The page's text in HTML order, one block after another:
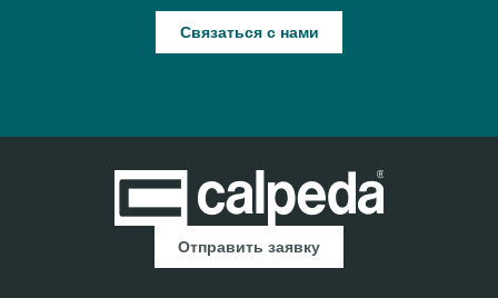
Связаться с нами
Отправить заявку